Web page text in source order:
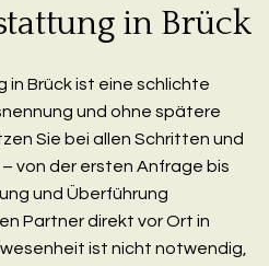
in Brück
Brück ist eine schlichte
und ohne spätere
Sie bei allen Schritten und
von der ersten Anfrage bis
und Überführung
Partner direkt vor Ort in
ist nicht notwendig,